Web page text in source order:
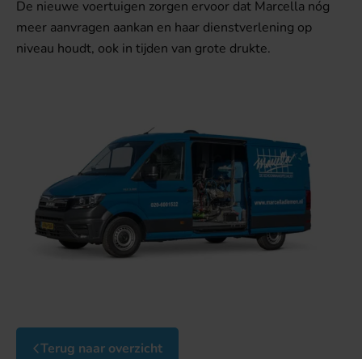
De nieuwe voertuigen zorgen ervoor dat Marcella nóg
meer aanvragen aankan en haar dienstverlening op
niveau houdt, ook in tijden van grote drukte.
Terug naar overzicht